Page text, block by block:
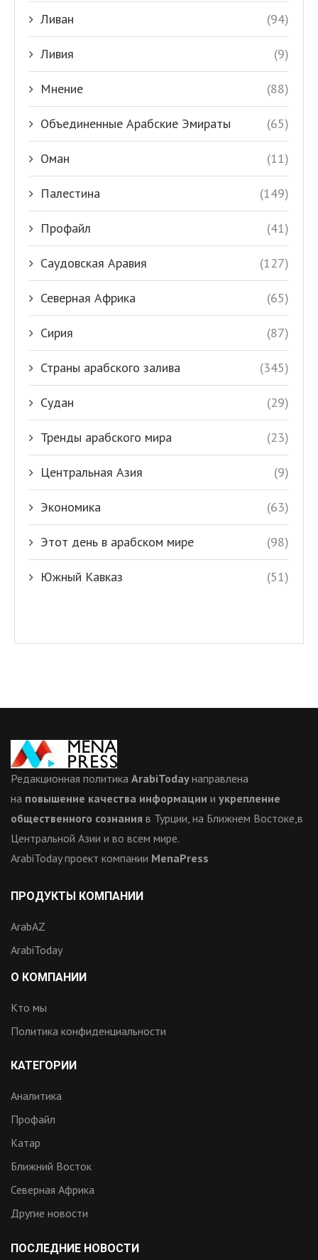
Ливан (94)
Ливия (9)
Мнение (88)
Объединенные Арабские Эмираты (65)
Оман (11)
Палестина (149)
Профайл (41)
Саудовская Аравия (127)
Северная Африка (65)
Сирия (87)
Страны арабского залива (345)
Судан (29)
Тренды арабского мира (23)
Центральная Азия (9)
Экономика (63)
Этот день в арабском мире (98)
Южный Кавказ (51)
Редакционная политика ArabiTodayнаправлена
на повышение качества информации и укрепление
общественного сознания в Турции, на Ближнем Востоке,в
Центральной Азии и во всем мире.
ArabiToday проект компании MenaPress
ПРОДУКТЫ КОМПАНИИ
ArabAZ
ArabiToday
О КОМПАНИИ
Кто мы
Политика конфиденциальности
КАТЕГОРИИ
Аналитика
Профайл
Катар
Ближний Восток
Северная Африка
Другие новости
ПОСЛЕДНИЕ НОВОСТИ